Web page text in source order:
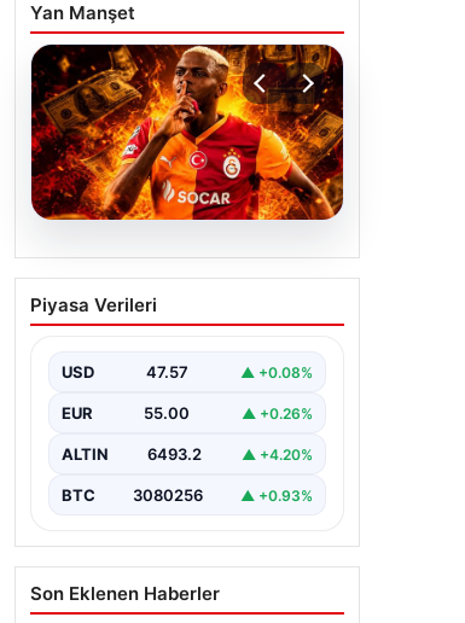
Yan Manşet
04.08.2026
Galatasaray’dan
transferde tarihi ret! 185
tersiyle ittiler
Piyasa Verileri
USD 47.57 ▲ +0.08%
EUR 55.00 ▲ +0.26%
ALTIN 6493.2 ▲ +4.20%
BTC 3080256 ▲ +0.93%
Son Eklenen Haberler